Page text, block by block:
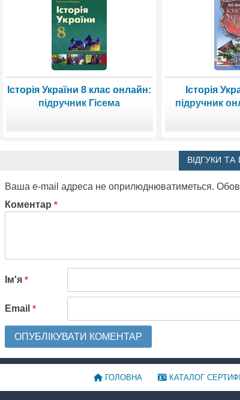
Історія України 8 клас онлайн:
підручник Гісема
Історія
підручник
ВІДГУКИ ТА
Ваша e-mail адреса не оприлюднюватиметься.
Коментар *
Ім'я *
Email *
ГОЛОВНА КАТАЛОГ